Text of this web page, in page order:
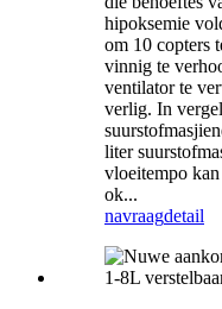
hipoksemie
om 10 copters
vinnig te
ventilator te
verlig. In
liter
vloeitempo
ok...
navraagdetail